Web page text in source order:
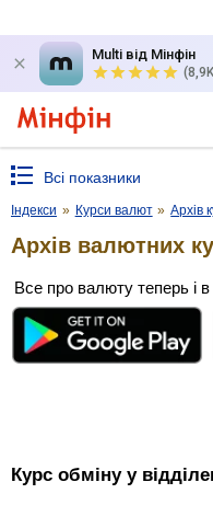
Multi від Мінфін
Всі показники
Індекси » Курси валют » Архів
Архів валютних
Все про валюту теперь і
Курс обміну у